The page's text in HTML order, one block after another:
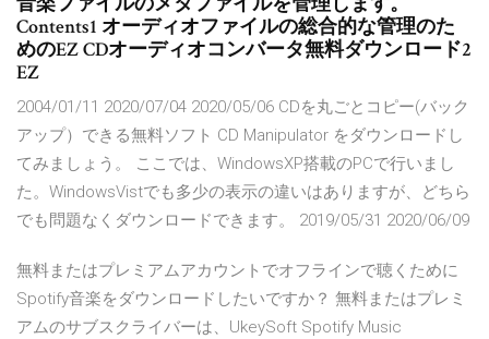
Contents1 オーディオファイルの総合的な管理のた
めのEZ CDオーディオコンバータ無料ダウンロード2
EZ
2004/01/11 2020/07/04 2020/05/06 CDを丸ごとコピー(バック
アップ）できる無料ソフト CD Manipulator をダウンロードし
てみましょう。 ここでは、WindowsXP搭載のPCで行いまし
た。WindowsVistでも多少の表示の違いはありますが、どちら
でも問題なくダウンロードできます。 2019/05/31 2020/06/09
無料またはプレミアムアカウントでオフラインで聴くために
Spotify音楽をダウンロードしたいですか？ 無料またはプレミ
アムのサブスクライバーは、UkeySoft Spotify Music